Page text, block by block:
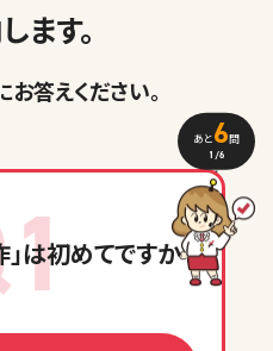
ます。
お答えください。
あと6問
1 /6
は初めてですか？